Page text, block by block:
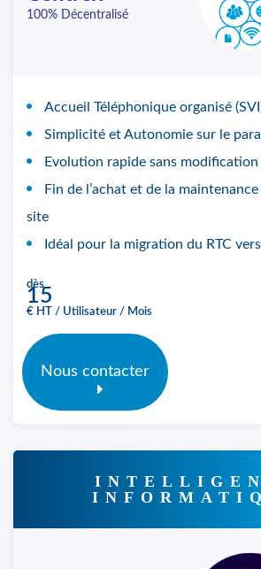
100% Décentralisé
Accueil Téléphonique organisé
Simplicité et Autonomie sur le
Evolution rapide sans modification
Fin de l’achat et de la
site
Idéal pour la migration du RTC
dès
15
€ HT / Utilisateur / Mois
Nous contacter